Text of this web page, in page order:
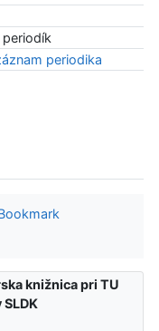
periodík
periodika
knižnica pri TU